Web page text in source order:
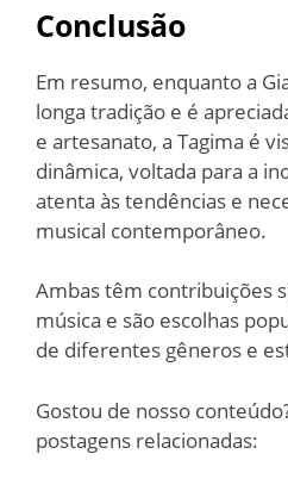
Conclusão
Em resumo, enquanto a
longa tradição e é
e artesanato, a Tagima é
dinâmica, voltada para a
atenta às tendências e
musical contemporâneo.
Ambas têm contribuições
música e são escolhas
de diferentes gêneros e
Gostou de nosso
postagens relacionadas: